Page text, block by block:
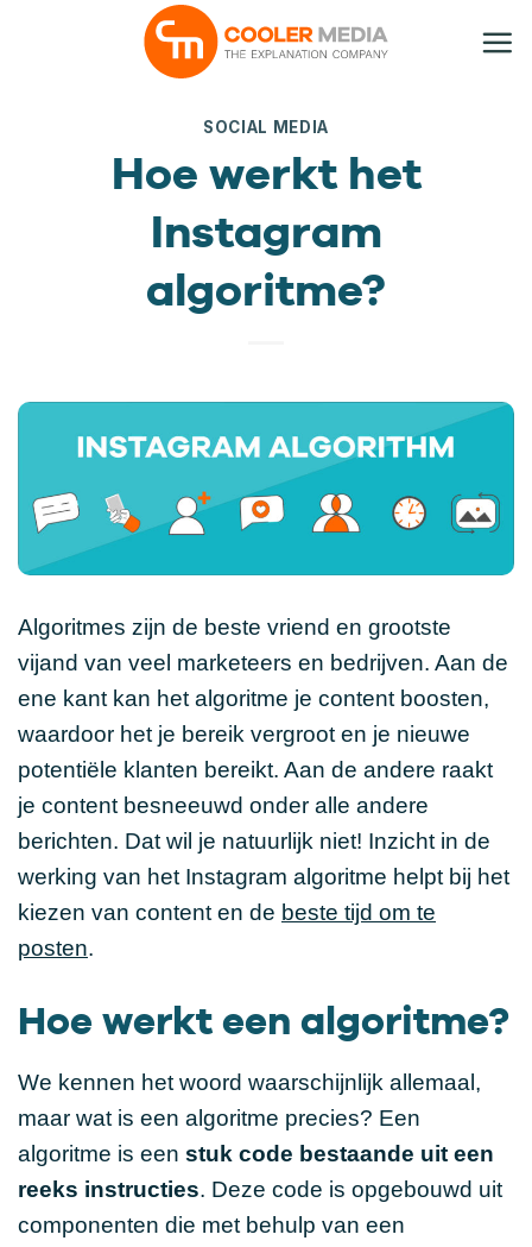
SOCIAL MEDIA
Hoe werkt het
Instagram
algoritme?
Algoritmes zijn de beste vriend en grootste
vijand van veel marketeers en bedrijven. Aan de
ene kant kan het algoritme je content boosten,
waardoor het je bereik vergroot en je nieuwe
potentiële klanten bereikt. Aan de andere raakt
je content besneeuwd onder alle andere
berichten. Dat wil je natuurlijk niet! Inzicht in de
werking van het Instagram algoritme helpt bij het
kiezen van content en de beste tijd om te
posten.
Hoe werkt een algoritme?
We kennen het woord waarschijnlijk allemaal,
maar wat is een algoritme precies? Een
algoritme is een stuk code bestaande uit een
reeks instructies. Deze code is opgebouwd uit
componenten die met behulp van een